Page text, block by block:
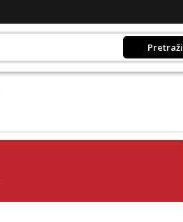
Pretraži